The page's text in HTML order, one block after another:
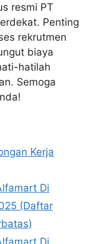
resmi PT
Penting
rekrutmen
biaya
hatilah
Semoga
Kerja
Di
(Daftar
Di